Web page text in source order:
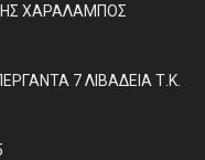
ΧΑΡΑΛΑΜΠΟΣ
7 ΛΙΒΑΔΕΙΑ Τ.Κ.